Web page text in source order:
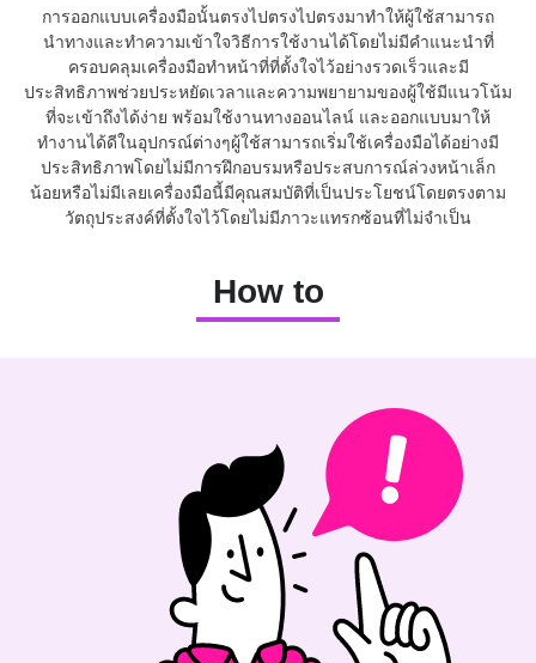
การออกแบบเครื่องมือนั้นตรงไปตรงไปตรงมาทำให้ผู้ใช้สามารถ
นำทางและทำความเข้าใจวิธีการใช้งานได้โดยไม่มีคำแนะนำที่
ครอบคลุมเครื่องมือทำหน้าที่ที่ตั้งใจไว้อย่างรวดเร็วและมี
ประสิทธิภาพช่วยประหยัดเวลาและความพยายามของผู้ใช้มีแนวโน้ม
ที่จะเข้าถึงได้ง่าย พร้อมใช้งานทางออนไลน์ และออกแบบมาให้
ทำงานได้ดีในอุปกรณ์ต่างๆผู้ใช้สามารถเริ่มใช้เครื่องมือได้อย่างมี
ประสิทธิภาพโดยไม่มีการฝึกอบรมหรือประสบการณ์ล่วงหน้าเล็ก
น้อยหรือไม่มีเลยเครื่องมือนี้มีคุณสมบัติที่เป็นประโยชน์โดยตรงตาม
วัตถุประสงค์ที่ตั้งใจไว้โดยไม่มีภาวะแทรกซ้อนที่ไม่จำเป็น
How to